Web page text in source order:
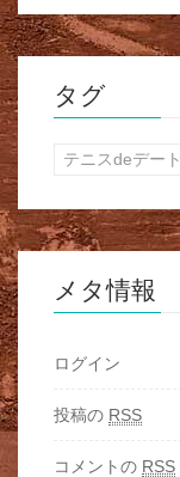
タグ
テニスdeデート
メタ情報
ログイン
投稿の RSS
コメントの RSS